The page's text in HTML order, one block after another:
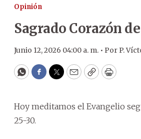
Opinión
Sagrado Corazón de
Junio 12, 2026 04:00 a. m. • PorP.
WhatsApp
Facebook
Twitter
EmailCopyPrint
Hoy meditamos el Evangelio
25-30.